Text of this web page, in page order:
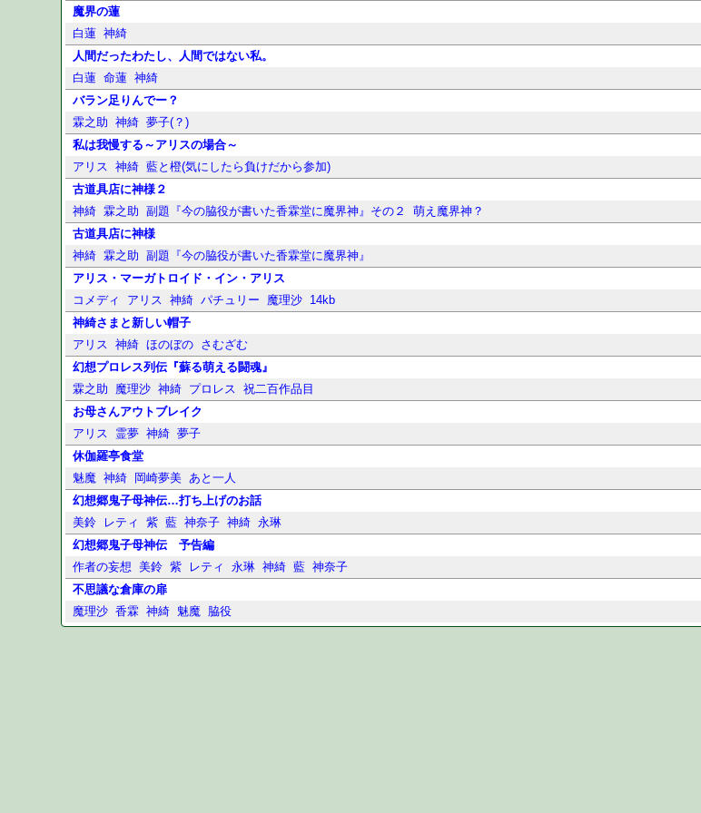
魔界の蓮
白蓮 神綺
人間だったわたし、人間ではない私。
白蓮 命蓮 神綺
バラン足りんでー？
霖之助
神綺 夢子(？)
私は我慢する～アリスの場合～
アリス
神綺 藍と橙(気にしたら負けだから参加)
古道具店に神様２
神綺 霖之助 副題『今の脇役が書いた香霖堂に魔界神』その２
萌え魔界神？
古道具店に神様
神綺 霖之助
副題『今の脇役が書いた香霖堂に魔界神』
アリス・マーガトロイド・イン・アリス
コメディ
アリス 神綺 パチュリー 魔理沙 14kb
神綺さまと新しい帽子
アリス
神綺 ほのぼの さむざむ
幻想プロレス列伝『蘇る萌える闘魂』
霖之助
魔理沙 神綺 プロレス
祝二百作品目
お母さんアウトブレイク
アリス
霊夢 神綺 夢子
休伽羅亭食堂
魅魔 神綺 岡崎夢美 あと一人
幻想郷鬼子母神伝…打ち上げのお話
美鈴
レティ 紫 藍 神奈子 神綺 永琳
幻想郷鬼子母神伝 予告編
作者の妄想
美鈴 紫 レティ 永琳 神綺 藍 神奈子
不思議な倉庫の扉
魔理沙 香霖 神綺 魅魔 脇役